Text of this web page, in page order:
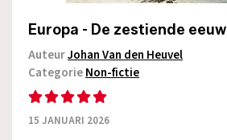
Europa - De zestiende eeuw
AuteurJohan Van den Heuvel
CategorieNon-fictie
15 JANUARI 2026